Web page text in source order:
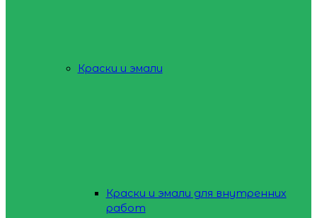
Краски и эмали
Краски и эмали для внутренних
работ